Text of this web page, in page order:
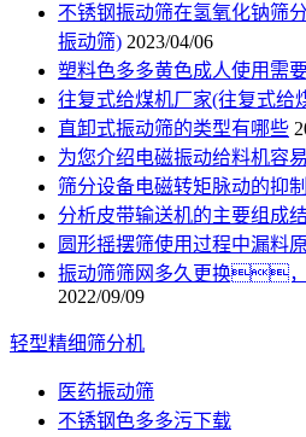
不锈钢振动筛在氢氧化钠筛
振动筛) 2023/04/06
塑料色多多黄色成人使用需
往复式给煤机厂家(往复式给
直卸式振动筛的类型有哪些
为您介绍电磁振动给料机容
筛分设备电磁转矩脉动的抑
分析皮带输送机的主要组成
圆形摇摆筛使用过程中漏料
振动筛筛网多久更换，
2022/09/09
轻型精细筛分机
医药振动筛
不锈钢色多多污下载